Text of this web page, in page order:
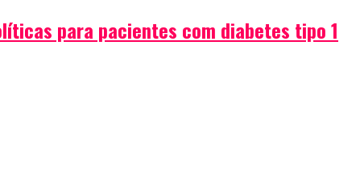
para pacientes com diabetes tipo 1